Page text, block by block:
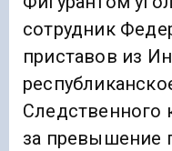
сотрудник
приставов из
Следственного
за превышение